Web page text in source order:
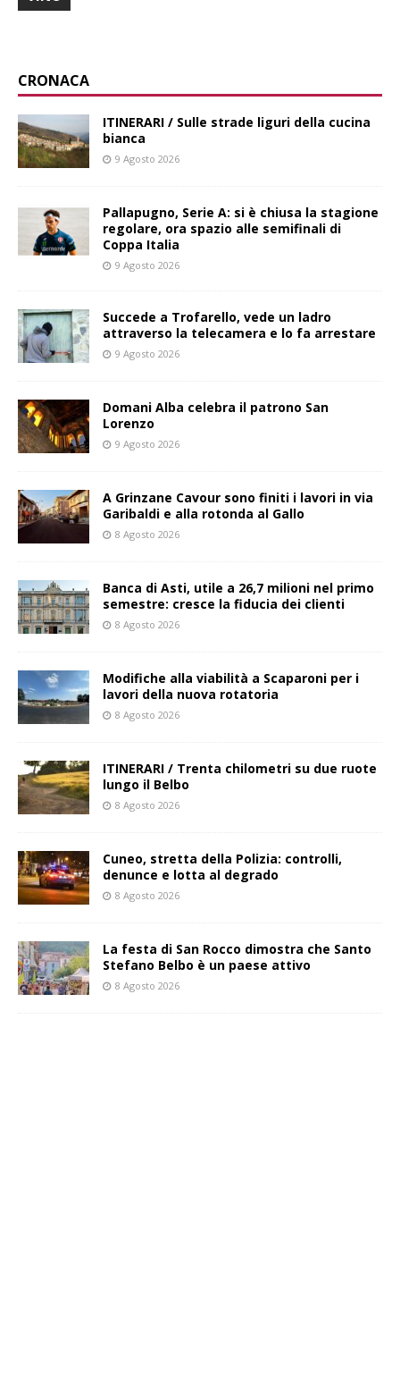
CRONACA
ITINERARI / Sulle strade liguri della cucina
bianca
9 Agosto 2026
Pallapugno, Serie A: si è chiusa la stagione
regolare, ora spazio alle semifinali di
Coppa Italia
9 Agosto 2026
Succede a Trofarello, vede un ladro
attraverso la telecamera e lo fa arrestare
9 Agosto 2026
Domani Alba celebra il patrono San
Lorenzo
9 Agosto 2026
A Grinzane Cavour sono finiti i lavori in via
Garibaldi e alla rotonda al Gallo
8 Agosto 2026
Banca di Asti, utile a 26,7 milioni nel primo
semestre: cresce la fiducia dei clienti
8 Agosto 2026
Modifiche alla viabilità a Scaparoni per i
lavori della nuova rotatoria
8 Agosto 2026
ITINERARI / Trenta chilometri su due ruote
lungo il Belbo
8 Agosto 2026
Cuneo, stretta della Polizia: controlli,
denunce e lotta al degrado
8 Agosto 2026
La festa di San Rocco dimostra che Santo
Stefano Belbo è un paese attivo
8 Agosto 2026